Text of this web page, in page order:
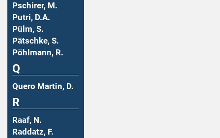
Pschirer, M.
Putri, D.A.
Pülm, S.
Pätschke, S.
Pöhlmann, R.
Q
Quero Martin, D.
R
Raaf, N.
Raddatz, F.